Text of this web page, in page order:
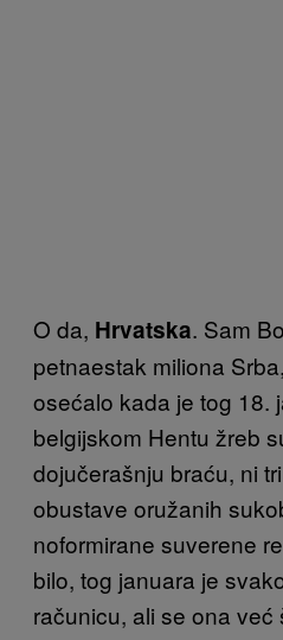
O da, Hrvatska. Sam
petnaestak miliona
osećalo kada je tog 18.
belgijskom Hentu žreb
dojučerašnju braću, ni
obustave oružanih
noformirane suverene
bilo, tog januara je
računicu, ali se ona